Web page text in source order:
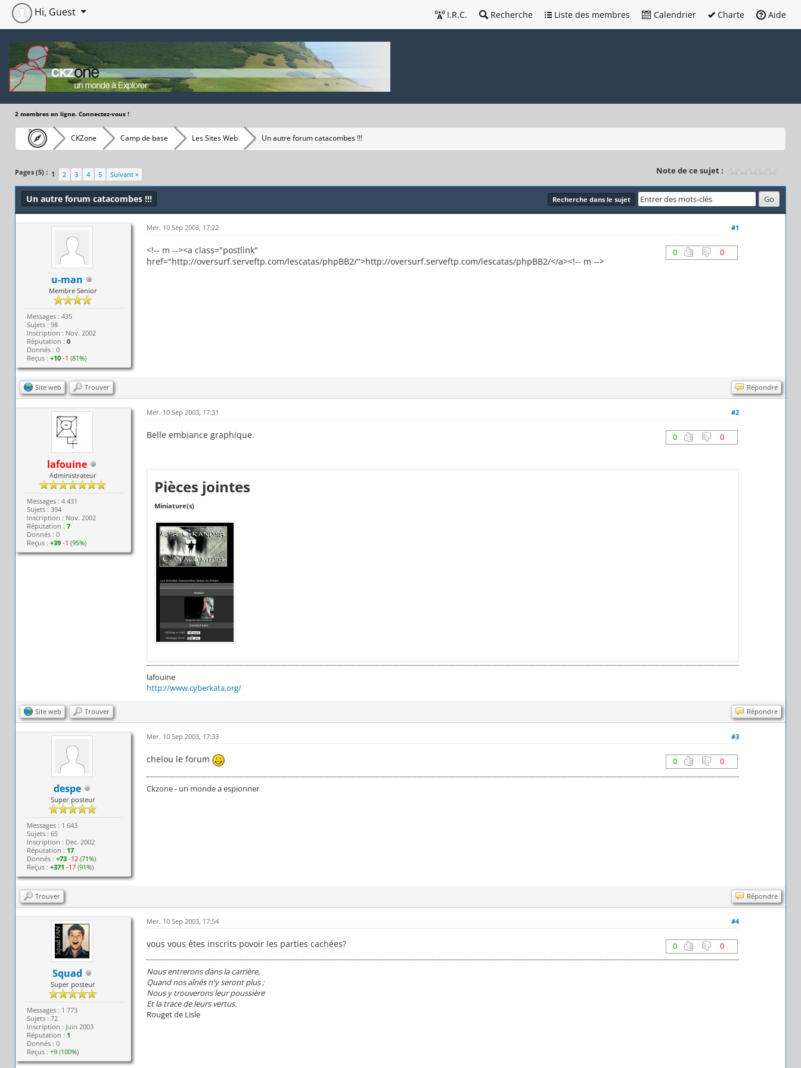
I.R.C. Recherche Liste des membres Calendrier Charte Aide
Hi, Guest
2 membres en ligne. Connectez-vous !
CKZone Camp de base Les Sites Web Un autre forum catacombes !!!
Pages (5) : 1 2 3 4 5 Suivant » Note de ce sujet :
Moyenne : 0 (0 vote(s))
1
2
3
4
5
Recherche dans le sujet
Un autre forum catacombes !!!
u-man
Membre Senior
Messages : 435
Sujets : 98
Inscription : Nov. 2002
Réputation : 0
Donnés : 0
Reçus : +10 -1 (81%)
#1
Mer. 10 Sep 2003, 17:22
0 0
<!-- m --><a class="postlink"
href="http://oversurf.serveftp.com/lescatas/phpBB2/">http://oversurf.serveftp.com/lescatas/phpBB2/</a><!-- m -->
Site web Trouver Répondre
lafouine
Administrateur
Messages : 4 431
Sujets : 394
Inscription : Nov. 2002
Réputation : 7
Donnés : 0
Reçus : +39 -1 (95%)
#2
Mer. 10 Sep 2003, 17:31
0 0
Belle embiance graphique.
Pièces jointes
Miniature(s)
lafouine
http://www.cyberkata.org/
Site web Trouver Répondre
despe
Super posteur
Messages : 1 643
Sujets : 65
Inscription : Dec. 2002
Réputation : 17
Donnés : +73 -12(71%)
Reçus : +371 -17(91%)
#3
Mer. 10 Sep 2003, 17:33
0 0
chelou le forum
Ckzone - un monde a espionner
Trouver Répondre
Squad
Super posteur
Messages : 1 773
Sujets : 72
Inscription : Juin 2003
Réputation : 1
Donnés : 0
Reçus : +9(100%)
#4
Mer. 10 Sep 2003, 17:54
0 0
vous vous êtes inscrits povoir les parties cachées?
Nous entrerons dans la carrière,
Quand nos aînés n'y seront plus ;
Nous y trouverons leur poussière
Et la trace de leurs vertus.
Rouget de Lisle